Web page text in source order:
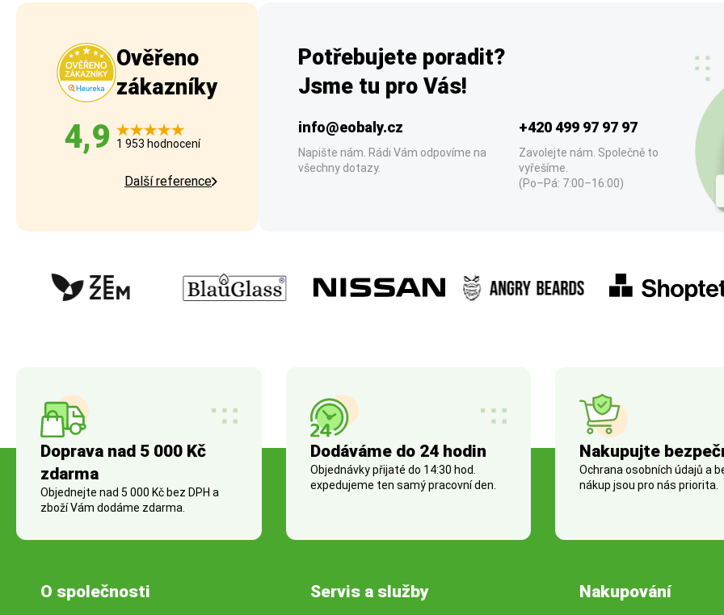
Ověřeno
zákazníky
4,9 1 953 hodnocení
Další reference
Potřebujete poradit?
Jsme tu pro Vás!
info@eobaly.cz
Napište nám. Rádi Vám odpovíme na
všechny dotazy.
+420 499 97 97 97
Zavolejte nám. Společně to
vyřešíme.
(Po–Pá: 7:00–16:00)
Doprava nad 5 000 Kč
zdarma
Objednejte nad 5 000 Kč bez DPH a
zboží Vám dodáme zdarma.
Dodáváme do 24 hodin
Objednávky přijaté do 14:30 hod.
expedujeme ten samý pracovní den.
Nakupujte
Ochrana osobních údajů a
nákup jsou pro nás priorita.
O společnosti Servis a služby Nakupování